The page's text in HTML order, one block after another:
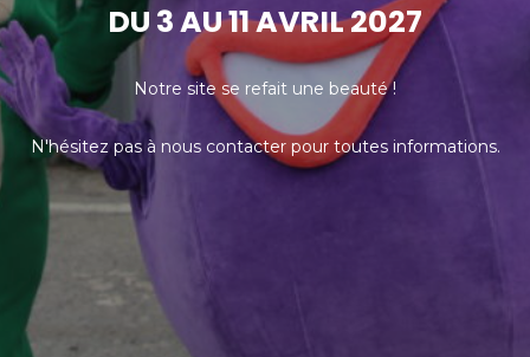
DU 3 AU 11 AVRIL 2027
Notre site se refait une beauté !
N'hésitez pas à nous contacter pour toutes informations.